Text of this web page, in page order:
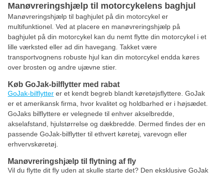
Manøvreringshjælp til motorcykelens baghjul
Manøvreringshjælp til baghjulet på din motorcykel er
multifunktionel. Ved at placere en manøvreringshjælp på
baghjulet på din motorcykel kan du nemt flytte din motorcykel i et
lille værksted eller ad din havegang. Takket være
transportvognens robuste hjul kan din motorcykel endda køres
over brosten og andre ujævne stier.
Køb GoJak-bilflytter med rabat
GoJak-bilflytter er et kendt begreb blandt køretøjsflyttere. GoJak
er et amerikansk firma, hvor kvalitet og holdbarhed er i højsædet.
GoJaks bilflyttere er velegnede til enhver akselbredde,
akselafstand, hjulstørrelse og dækbredde. Dermed findes der en
passende GoJak-bilflytter til ethvert køretøj, varevogn eller
erhvervskøretøj.
Manøvreringshjælp til flytning af fly
Vil du flytte dit fly uden at skulle starte det? Den eksklusive GoJak